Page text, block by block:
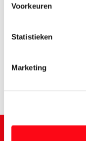
Voorkeuren
Statistieken
Marketing
2.65